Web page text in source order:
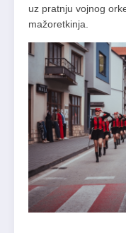
uz pratnju vojnog
mažoretkinja.